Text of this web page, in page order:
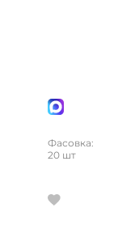
Фасовка:
20 шт